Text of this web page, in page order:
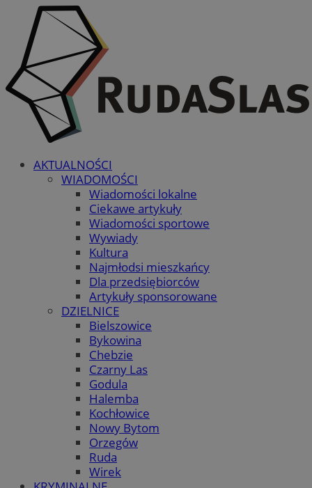
AKTUALNOŚCI
WIADOMOŚCI
Wiadomości lokalne
Ciekawe artykuły
Wiadomości sportowe
Wywiady
Kultura
Najmłodsi mieszkańcy
Dla przedsiębiorców
Artykuły sponsorowane
DZIELNICE
Bielszowice
Bykowina
Chebzie
Czarny Las
Godula
Halemba
Kochłowice
Nowy Bytom
Orzegów
Ruda
Wirek